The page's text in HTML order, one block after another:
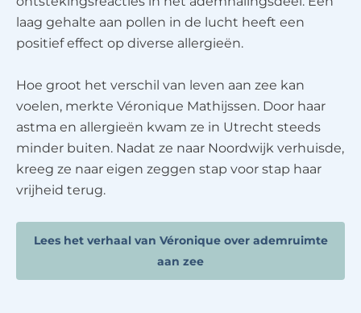
laag gehalte aan pollen in de lucht heeft een
positief effect op diverse allergieën.
Hoe groot het verschil van leven aan zee kan
voelen, merkte Véronique Mathijssen. Door haar
astma en allergieën kwam ze in Utrecht steeds
minder buiten. Nadat ze naar Noordwijk verhuisde,
kreeg ze naar eigen zeggen stap voor stap haar
vrijheid terug.
Lees het verhaal van Véronique over ademruimte
aan zee